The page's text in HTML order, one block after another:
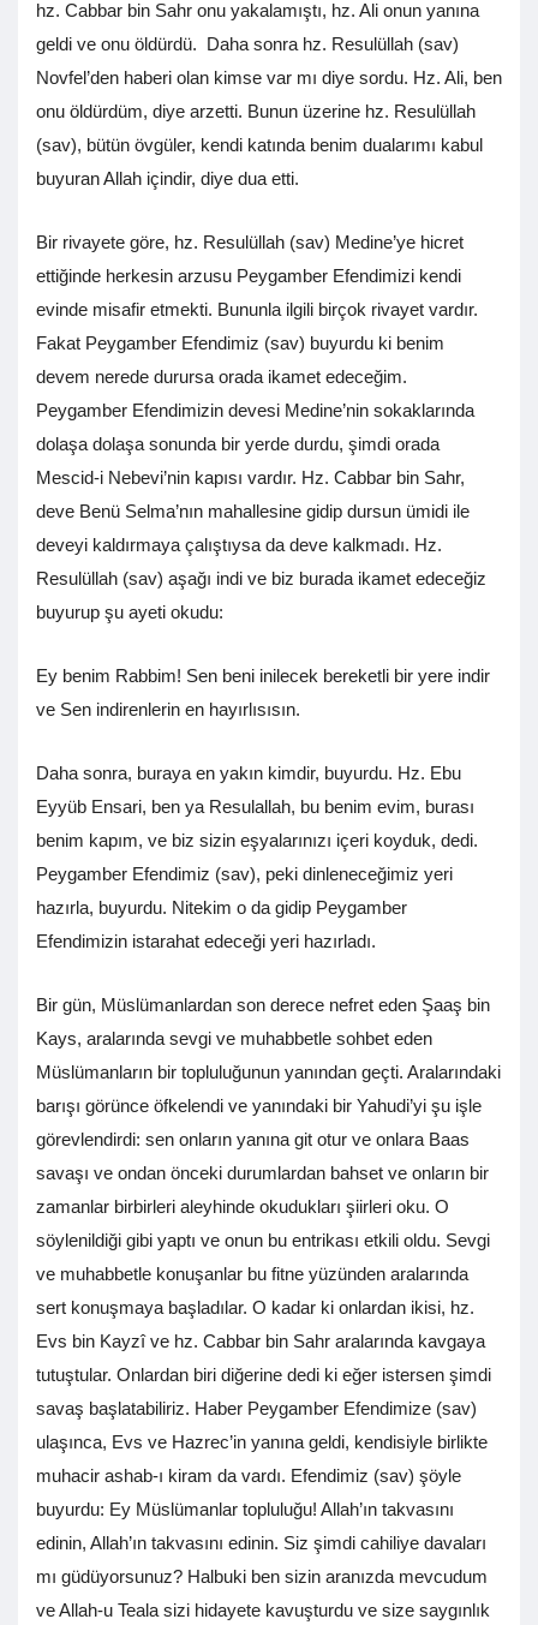
hz. Cabbar bin Sahr onu yakalamıştı, hz. Ali onun yanına
geldi ve onu öldürdü. Daha sonra hz. Resulüllah (sav)
Novfel’den haberi olan kimse var mı diye sordu. Hz. Ali, ben
onu öldürdüm, diye arzetti. Bunun üzerine hz. Resulüllah
(sav), bütün övgüler, kendi katında benim dualarımı kabul
buyuran Allah içindir, diye dua etti.
Bir rivayete göre, hz. Resulüllah (sav) Medine’ye hicret
ettiğinde herkesin arzusu Peygamber Efendimizi kendi
evinde misafir etmekti. Bununla ilgili birçok rivayet vardır.
Fakat Peygamber Efendimiz (sav) buyurdu ki benim
devem nerede durursa orada ikamet edeceğim.
Peygamber Efendimizin devesi Medine’nin sokaklarında
dolaşa dolaşa sonunda bir yerde durdu, şimdi orada
Mescid-i Nebevi’nin kapısı vardır. Hz. Cabbar bin Sahr,
deve Benü Selma’nın mahallesine gidip dursun ümidi ile
deveyi kaldırmaya çalıştıysa da deve kalkmadı. Hz.
Resulüllah (sav) aşağı indi ve biz burada ikamet edeceğiz
buyurup şu ayeti okudu:
Ey benim Rabbim! Sen beni inilecek bereketli bir yere indir
ve Sen indirenlerin en hayırlısısın.
Daha sonra, buraya en yakın kimdir, buyurdu. Hz. Ebu
Eyyüb Ensari, ben ya Resulallah, bu benim evim, burası
benim kapım, ve biz sizin eşyalarınızı içeri koyduk, dedi.
Peygamber Efendimiz (sav), peki dinleneceğimiz yeri
hazırla, buyurdu. Nitekim o da gidip Peygamber
Efendimizin istarahat edeceği yeri hazırladı.
Bir gün, Müslümanlardan son derece nefret eden Şaaş bin
Kays, aralarında sevgi ve muhabbetle sohbet eden
Müslümanların bir topluluğunun yanından geçti. Aralarındaki
barışı görünce öfkelendi ve yanındaki bir Yahudi’yi şu işle
görevlendirdi: sen onların yanına git otur ve onlara Baas
savaşı ve ondan önceki durumlardan bahset ve onların bir
zamanlar birbirleri aleyhinde okudukları şiirleri oku. O
söylenildiği gibi yaptı ve onun bu entrikası etkili oldu. Sevgi
ve muhabbetle konuşanlar bu fitne yüzünden aralarında
sert konuşmaya başladılar. O kadar ki onlardan ikisi, hz.
Evs bin Kayzî ve hz. Cabbar bin Sahr aralarında kavgaya
tutuştular. Onlardan biri diğerine dedi ki eğer istersen şimdi
savaş başlatabiliriz. Haber Peygamber Efendimize (sav)
ulaşınca, Evs ve Hazrec’in yanına geldi, kendisiyle birlikte
muhacir ashab-ı kiram da vardı. Efendimiz (sav) şöyle
buyurdu: Ey Müslümanlar topluluğu! Allah’ın takvasını
edinin, Allah’ın takvasını edinin. Siz şimdi cahiliye davaları
mı güdüyorsunuz? Halbuki ben sizin aranızda mevcudum
ve Allah-u Teala sizi hidayete kavuşturdu ve size saygınlık